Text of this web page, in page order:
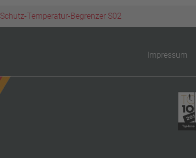
Schutz-Temperatur-Begrenzer S02
Impressum